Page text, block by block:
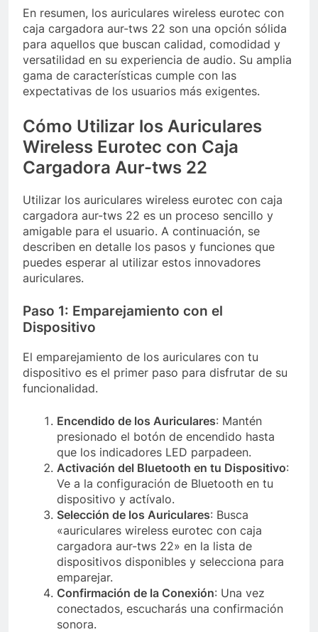
En resumen, los auriculares wireless eurotec con
caja cargadora aur-tws 22 son una opción sólida
para aquellos que buscan calidad, comodidad y
versatilidad en su experiencia de audio. Su amplia
gama de características cumple con las
expectativas de los usuarios más exigentes.
Cómo Utilizar los Auriculares
Wireless Eurotec con Caja
Cargadora Aur-tws 22
Utilizar los auriculares wireless eurotec con caja
cargadora aur-tws 22 es un proceso sencillo y
amigable para el usuario. A continuación, se
describen en detalle los pasos y funciones que
puedes esperar al utilizar estos innovadores
auriculares.
Paso 1: Emparejamiento con el
Dispositivo
El emparejamiento de los auriculares con tu
dispositivo es el primer paso para disfrutar de su
funcionalidad.
Encendido de los Auriculares: Mantén
presionado el botón de encendido hasta
que los indicadores LED parpadeen.
Activación del Bluetooth en tu Dispositivo:
Ve a la configuración de Bluetooth en tu
dispositivo y actívalo.
Selección de los Auriculares: Busca
«auriculares wireless eurotec con caja
cargadora aur-tws 22» en la lista de
dispositivos disponibles y selecciona para
emparejar.
Confirmación de la Conexión: Una vez
conectados, escucharás una confirmación
sonora.